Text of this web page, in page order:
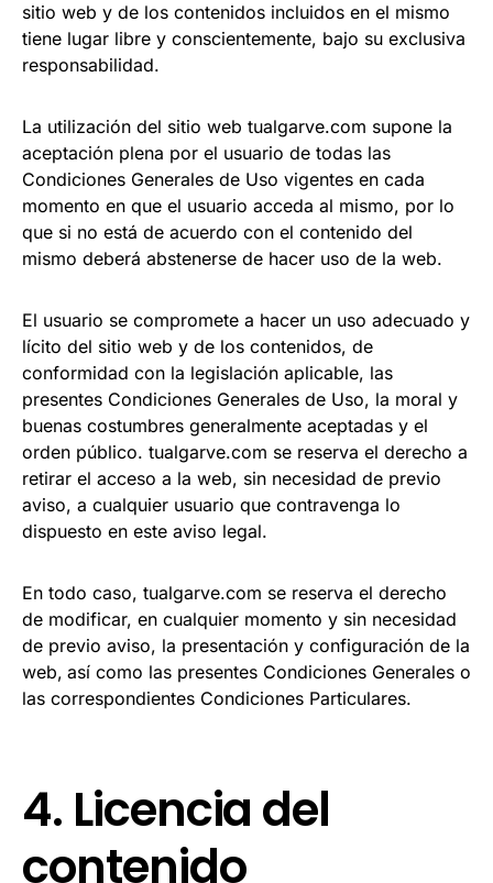
sitio web y de los contenidos incluidos en el mismo
tiene lugar libre y conscientemente, bajo su exclusiva
responsabilidad.
La utilización del sitio web tualgarve.com supone la
aceptación plena por el usuario de todas las
Condiciones Generales de Uso vigentes en cada
momento en que el usuario acceda al mismo, por lo
que si no está de acuerdo con el contenido del
mismo deberá abstenerse de hacer uso de la web.
El usuario se compromete a hacer un uso adecuado y
lícito del sitio web y de los contenidos, de
conformidad con la legislación aplicable, las
presentes Condiciones Generales de Uso, la moral y
buenas costumbres generalmente aceptadas y el
orden público. tualgarve.com se reserva el derecho a
retirar el acceso a la web, sin necesidad de previo
aviso, a cualquier usuario que contravenga lo
dispuesto en este aviso legal.
En todo caso, tualgarve.com se reserva el derecho
de modificar, en cualquier momento y sin necesidad
de previo aviso, la presentación y configuración de la
web, así como las presentes Condiciones Generales o
las correspondientes Condiciones Particulares.
4. Licencia del
contenido